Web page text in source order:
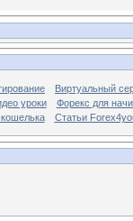
Виртуальный
уроки
Форекс для
Статьи